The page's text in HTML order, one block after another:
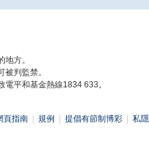
方。
判監禁。
平和基金熱線1834 633。
頁指南 規例 提倡有節制博彩 私